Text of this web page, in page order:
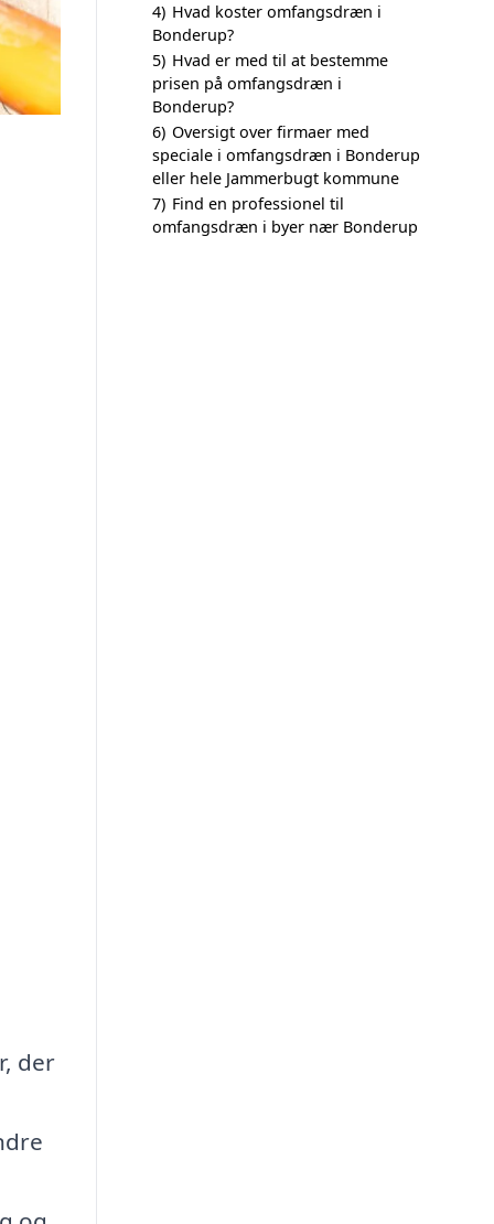
der
4) Hvad koster omfangsdræn i
Bonderup?
5) Hvad er med til at bestemme
prisen på omfangsdræn i
Bonderup?
6) Oversigt over firmaer med
speciale i omfangsdræn i Bonderup
eller hele Jammerbugt kommune
7) Find en professionel til
omfangsdræn i byer nær Bonderup